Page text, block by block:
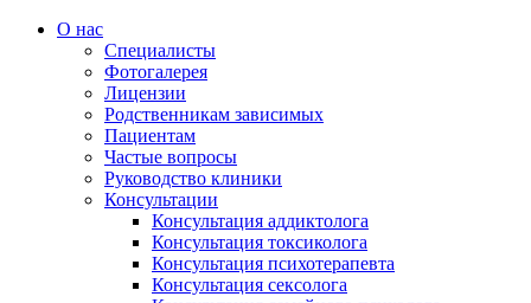
О нас
Специалисты
Фотогалерея
Лицензии
Родственникам зависимых
Пациентам
Частые вопросы
Руководство клиники
Консультации
Консультация аддиктолога
Консультация токсиколога
Консультация психотерапевта
Консультация сексолога